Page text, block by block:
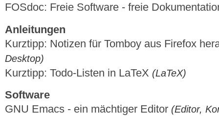
FOSdoc: Freie Software - freie
Anleitungen
Kurztipp: Notizen für Tomboy aus Firefox
Desktop)
Kurztipp: Todo-Listen in LaTeX (LaTeX)
Software
GNU Emacs - ein mächtiger Editor (Editor,